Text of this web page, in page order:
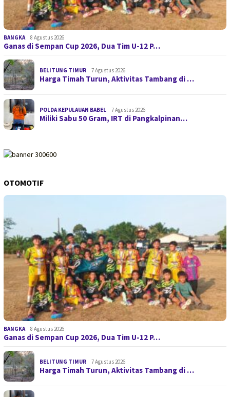
BANGKA 8 Agustus 2026
Ganas di Sempan Cup 2026, Dua Tim U-12 P…
BELITUNG TIMUR 7 Agustus 2026
Harga Timah Turun, Aktivitas Tambang di …
POLDA KEPULAUAN BABEL 7 Agustus 2026
Miliki Sabu 50 Gram, IRT di Pangkalpinan…
OTOMOTIF
BANGKA 8 Agustus 2026
Ganas di Sempan Cup 2026, Dua Tim U-12 P…
BELITUNG TIMUR 7 Agustus 2026
Harga Timah Turun, Aktivitas Tambang di …